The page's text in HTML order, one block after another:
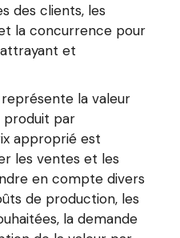
des clients, les
la concurrence pour
et
la valeur
produit par
approprié est
les ventes et les
en compte divers
de production, les
la demande